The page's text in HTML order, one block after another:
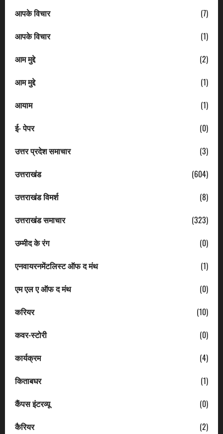
आपके विचार
(7)
आपके विचार
(1)
आम मुद्दे
(2)
आम मुद्दे
(1)
आयाम
(1)
ई- पेपर
(0)
उत्तर प्रदेश समाचार
(3)
उत्तराखंड
(604)
उत्तराखंड विमर्श
(8)
उत्तराखंड समाचार
(323)
उम्मीद के रंग
(0)
एनवायरनमेंटलिस्ट ऑफ द मंथ
(1)
एम एल ए ऑफ द मंथ
(0)
करियर
(10)
कवर-स्टोरी
(0)
कार्यक्रम
(4)
किताबघर
(1)
कैंपस इंटरव्यू
(0)
कैरियर
(2)